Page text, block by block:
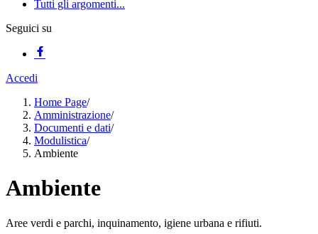
Tutti gli argomenti...
Seguici su
Accedi
Home Page/
Amministrazione/
Documenti e dati/
Modulistica/
Ambiente
Ambiente
Aree verdi e parchi, inquinamento, igiene urbana e rifiuti.